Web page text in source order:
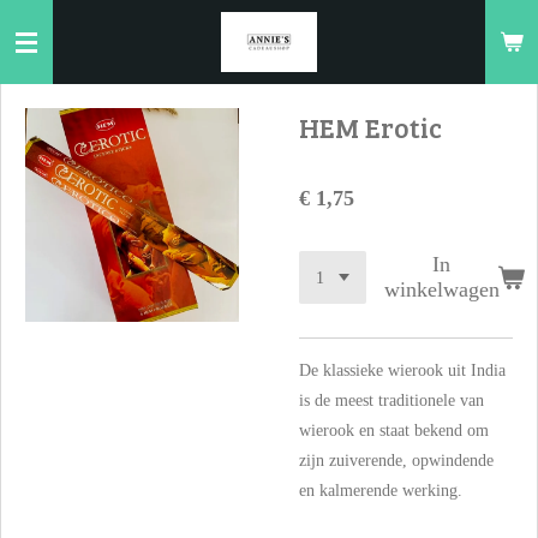
direct
naar
de
hoofdinhoud
HEM Erotic
€ 1,75
In
winkelwagen
De klassieke wierook uit India
is de meest traditionele van
wierook en staat bekend om
zijn zuiverende, opwindende
en kalmerende werking.